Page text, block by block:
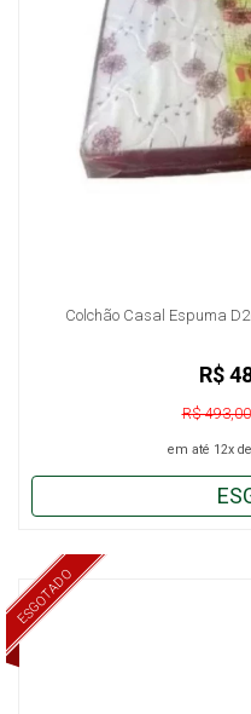
Colchão Casal Espuma
R$ 493,00
em até 12x de
R$
ESGOTADO